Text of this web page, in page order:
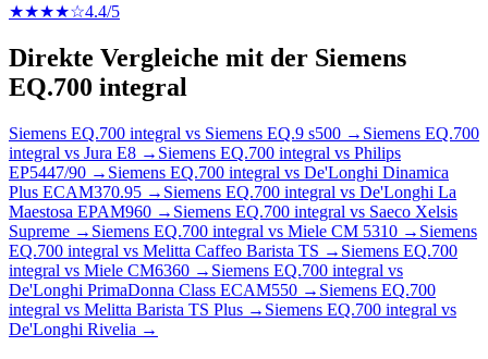
★★★★☆4.4/5
Direkte Vergleiche mit der Siemens
EQ.700 integral
Siemens EQ.700 integral vs Siemens EQ.9 s500 → Siemens EQ.700
integral vs Jura E8 → Siemens EQ.700 integral vs Philips
EP5447/90 → Siemens EQ.700 integral vs De'Longhi Dinamica
Plus ECAM370.95 → Siemens EQ.700 integral vs De'Longhi La
Maestosa EPAM960 → Siemens EQ.700 integral vs Saeco Xelsis
Supreme → Siemens EQ.700 integral vs Miele CM 5310 → Siemens
EQ.700 integral vs Melitta Caffeo Barista TS → Siemens EQ.700
integral vs Miele CM6360 → Siemens EQ.700 integral vs
De'Longhi PrimaDonna Class ECAM550 → Siemens EQ.700
integral vs Melitta Barista TS Plus → Siemens EQ.700 integral vs
De'Longhi Rivelia →